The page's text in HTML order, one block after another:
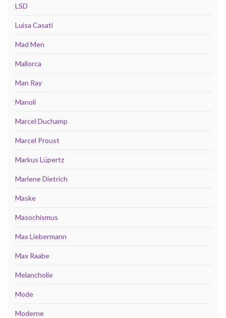
LSD
Luisa Casati
Mad Men
Mallorca
Man Ray
Manoli
Marcel Duchamp
Marcel Proust
Markus Lüpertz
Marlene Dietrich
Maske
Masochismus
Max Liebermann
Max Raabe
Melancholie
Mode
Moderne